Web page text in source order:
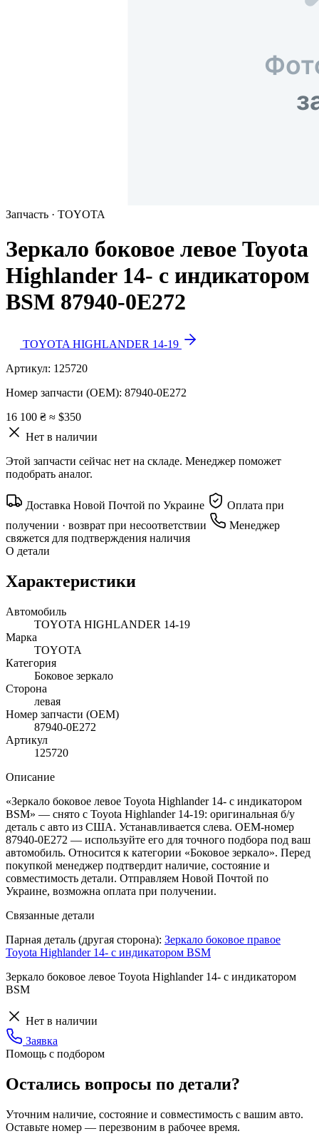
Запчасть · TOYOTA
Зеркало боковое левое Toyota
Highlander 14- с индикатором
BSM 87940-0E272
TOYOTA HIGHLANDER 14-19
Артикул: 125720
Номер запчасти (OEM): 87940-0E272
16 100 ₴ ≈ $350
Нет в наличии
Этой запчасти сейчас нет на складе. Менеджер поможет
подобрать аналог.
Доставка Новой Почтой по Украине
Оплата при
получении · возврат при несоответствии
Менеджер
свяжется для подтверждения наличия
О детали
Характеристики
Автомобиль
TOYOTA HIGHLANDER 14-19
Марка
TOYOTA
Категория
Боковое зеркало
Сторона
левая
Номер запчасти (OEM)
87940-0E272
Артикул
125720
Описание
«Зеркало боковое левое Toyota Highlander 14- с индикатором
BSM» — снято с Toyota Highlander 14-19: оригинальная б/у
деталь с авто из США. Устанавливается слева. OEM-номер
87940-0E272 — используйте его для точного подбора под ваш
автомобиль. Относится к категории «Боковое зеркало». Перед
покупкой менеджер подтвердит наличие, состояние и
совместимость детали. Отправляем Новой Почтой по
Украине, возможна оплата при получении.
Связанные детали
Парная деталь (другая сторона): Зеркало боковое правое
Toyota Highlander 14- с индикатором BSM
Зеркало боковое левое Toyota Highlander 14- с индикатором
BSM
Нет в наличии
Заявка
Помощь с подбором
Остались вопросы по детали?
Уточним наличие, состояние и совместимость с вашим авто.
Оставьте номер — перезвоним в рабочее время.